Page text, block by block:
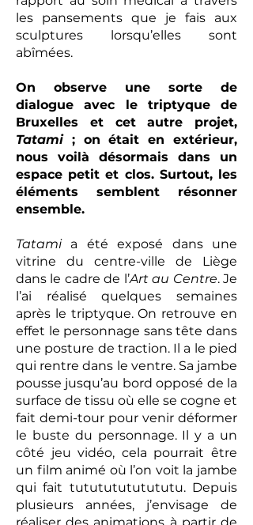
les pansements que je fais aux
sculptures lorsqu’elles sont
abîmées.
On observe une sorte de
dialogue avec le triptyque de
Bruxelles et cet autre projet,
Tatami; on était en extérieur,
nous voilà désormais dans un
espace petit et clos. Surtout, les
éléments semblent résonner
ensemble.
Tatamia été exposé dans une
vitrine du centre-ville de Liège
dans le cadre de l’Art au Centre. Je
l’ai réalisé quelques semaines
après le triptyque. On retrouve en
effet le personnage sans tête dans
une posture de traction. Il a le pied
qui rentre dans le ventre. Sa jambe
pousse jusqu’au bord opposé de la
surface de tissu où elle se cogne et
fait demi-tour pour venir déformer
le buste du personnage. Il y a un
côté jeu vidéo, cela pourrait être
un film animé où l’on voit la jambe
qui fait tutututututututu. Depuis
plusieurs années, j’envisage de